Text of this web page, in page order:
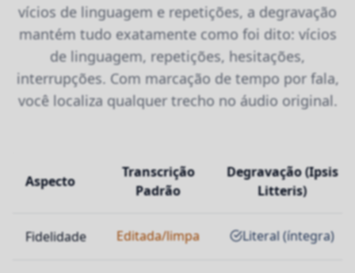
vícios de linguagem e repetições, a degravação
mantém tudo exatamente como foi dito: vícios
de linguagem, repetições, hesitações,
interrupções. Com marcação de tempo por fala,
você localiza qualquer trecho no áudio original.
Aspecto
Transcrição
Padrão
Degravação (Ipsis
Litteris)
Fidelidade Editada/limpa Literal (íntegra)